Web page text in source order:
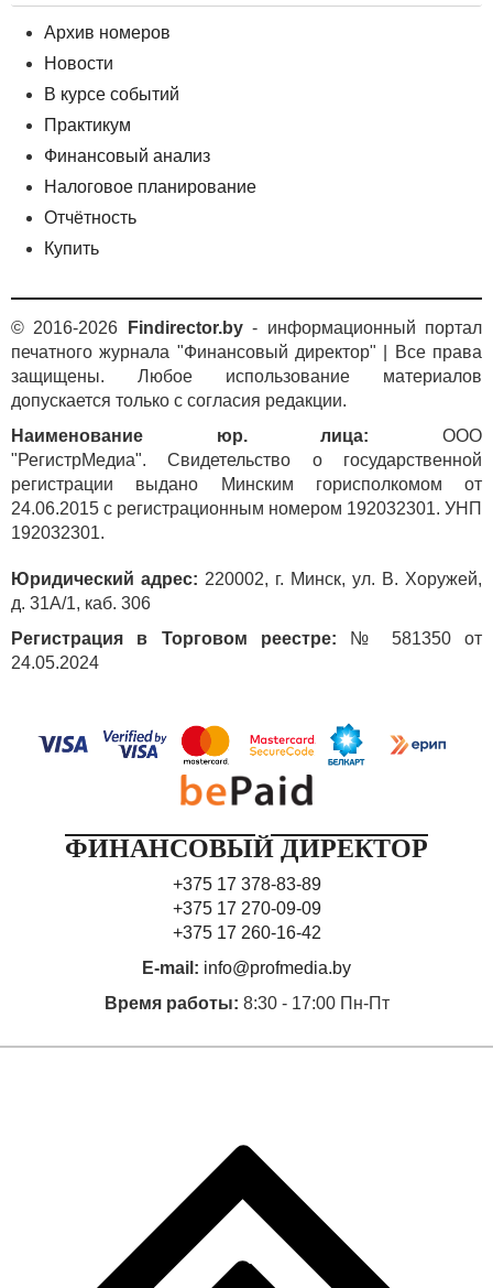
Архив номеров
Новости
В курсе событий
Практикум
Финансовый анализ
Налоговое планирование
Отчётность
Купить
© 2016-2026 Findirector.by- информационный портал
печатного журнала "Финансовый директор" | Все права
защищены. Любое использование материалов
допускается только с согласия редакции.
Наименование юр. лица: ООО
"РегистрМедиа". Свидетельство о государственной
регистрации выдано Минским горисполкомом от
24.06.2015 с регистрационным номером 192032301. УНП
192032301.
Юридический адрес: 220002, г. Минск, ул. В. Хоружей,
д. 31А/1, каб. 306
Регистрация в Торговом реестре: № 581350 от
24.05.2024
ФИНАНСОВЫЙ ДИРЕКТОР
+375 17 378-83-89
+375 17 270-09-09
+375 17 260-16-42
E-mail: info@profmedia.by
Время работы: 8:30 - 17:00 Пн-Пт